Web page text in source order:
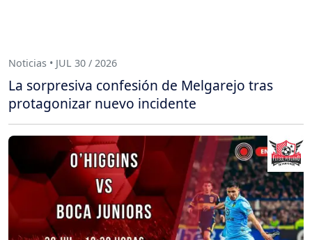
Noticias • JUL 30 / 2026
La sorpresiva confesión de Melgarejo tras
protagonizar nuevo incidente